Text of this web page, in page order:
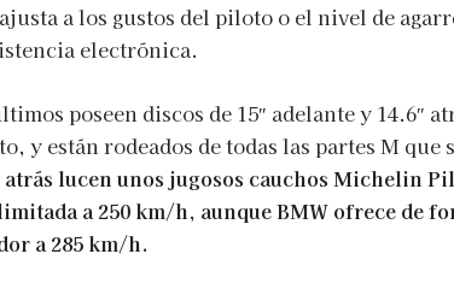
a los gustos del piloto o el nivel de
electrónica.
poseen discos de 15″ adelante y 14.6″
y están rodeados de todas las partes M que
atrás lucen unos jugosos cauchos Michelin
a 250 km/h, aunque BMW ofrece de
a 285 km/h.